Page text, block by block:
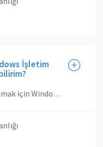
İşletim
İTÜ/NET Misafir ağına bağlanmak için Windows işletim sistemlerinde öncelikle pki.itu.edu.tr üzerinden uygun İTÜ Kök Sertifikaları yüklendikten sonra sağ altta bulunan İnternet bağlantı simgesine tıklanmalıdır. Burada kablosuz ağlar görüntülenecektir. Buradan İTÜ/NET Misafir seçilip Bağlan (Connect) düğmesine tıklanmalıdır. Ağa bağlandıktan sonra İnternet tarayıcısında oturum açma sayfası gelecektir. Oturum açma sayfasının gelmemesi durumunda herhangi bir web tarayıcısından www.itu.edu.tr sayfasına girilerek oturum açma sayfasına erişilebilir. Oturum açma sayfasına misafir hesabına ait kullanıcı adı ve parola girilerek oturum açma işlemi tamamlanmış olur. Giriş başarılı olduktan sonra gelen ITU/NET Kullanım Sözleşmesi ekranında sözleşme okunur. Sözleşme tamamen okunmadan Kabul Et düğmesi aktifleşmeyecektir. Tamamen okuduktan sonra Kabul Et düğmesine basılır. Eğer kullanım sözleşmesi reddedilirse Internet bağlantısı başarılı olmayacaktır.